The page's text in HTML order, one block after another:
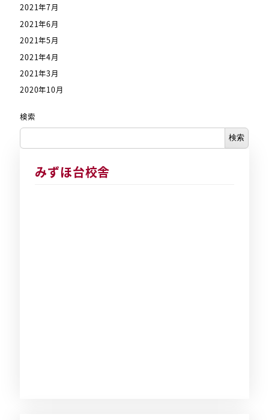
2021年7月
2021年6月
2021年5月
2021年4月
2021年3月
2020年10月
検索
検索
みずほ台校舎